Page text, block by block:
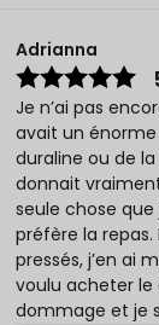
Adrianna
Je n’ai pas
avait un
duraline ou de
donnait
seule chose
préfère la
pressés, j’en ai
voulu acheter le
dommage et je